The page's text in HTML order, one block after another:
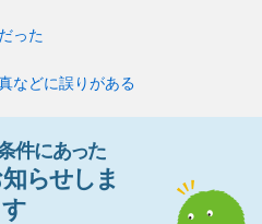
った
などに誤りがある
件にあった
知らせし ま
す